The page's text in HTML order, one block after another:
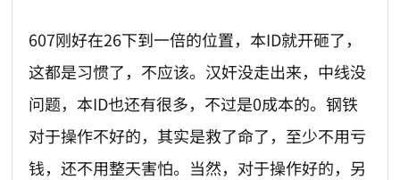
607刚好在26下到一倍的位置，本ID就开砸了，
这都是习惯了，不应该。汉奸没走出来，中线没
问题，本ID也还有很多，不过是0成本的。钢铁
对于操作不好的，其实是救了命了，至少不用亏
钱，还不用整天害怕。当然，对于操作好的，另